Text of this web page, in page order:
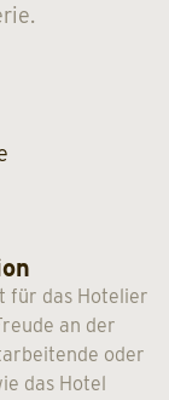
für das Hotelier
an der
oder
das Hotel